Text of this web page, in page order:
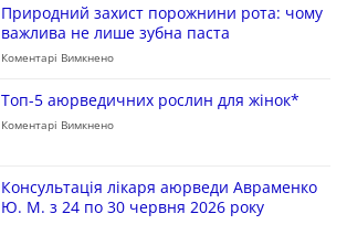
Природний захист порожнини рота: чому
важлива не лише зубна паста
Коментарі Вимкнено
Топ-5 аюрведичних рослин для жінок*
Коментарі Вимкнено
Консультація лікаря аюрведи Авраменко
Ю. М. з 24 по 30 червня 2026 року